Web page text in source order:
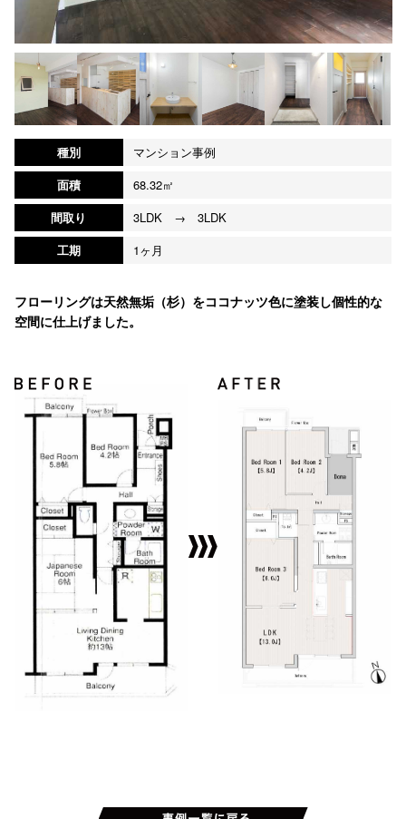
種別
マンション事例
面積
68.32㎡
間取り
3LDK → 3LDK
工期
1ヶ月
フローリングは天然無垢（杉）をココナッツ色に塗装し個性的な
空間に仕上げました。